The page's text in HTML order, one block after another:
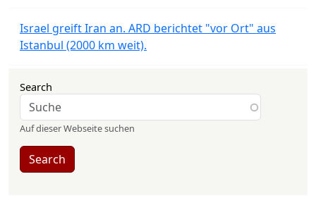
Israel greift Iran an. ARD berichtet "vor Ort" aus
Istanbul (2000 km weit).
Search
Auf dieser Webseite suchen
Search